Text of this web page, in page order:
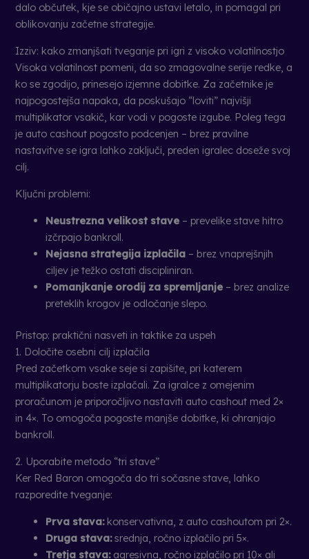
dalo občutek, kje se običajno ustavi letalo, in pomagal pri
oblikovanju začetne strategije.
Izziv: kako zmanjšati tveganje pri igri z visoko volatilnostjo
Visoka volatilnost pomeni, da so zmagovalne serije redke, a
ko se zgodijo, prinesejo izjemne dobitke. Za začetnike je
najpogostejša napaka, da poskušajo “loviti” najvišji
multiplikator vsakič, kar vodi v pogoste izgube. Poleg tega
je auto cashout pogosto podcenjen – brez pravilne
nastavitve se igra lahko zaključi, preden igralec doseže svoj
cilj.
Ključni problemi:
Neustrezna velikost stave – prevelike stave hitro
izčrpajo bankroll.
Nejasna strategija izplačila – brez vnaprejšnjih
ciljev je težko ostati discipliniran.
Pomanjkanje orodij za spremljanje – brez analize
preteklih krogov je odločanje slepo.
Pristop: praktični nasveti in taktike za uspeh
1. Določite osebni cilj izplačila
Pred začetkom vsake seje si zapišite, pri katerem
multiplikatorju boste izplačali. Za igralce z omejenim
proračunom je priporočljivo nastaviti auto cashout med 2×
in 4×. To omogoča pogoste manjše dobitke, ki ohranjajo
bankroll.
2. Uporabite metodo “tri stave”
Ker Red Baron omogoča do tri sočasne stave, lahko
razporedite tveganje:
Prva stava:konservativna, z auto cashoutom pri 2×.
Druga stava:srednja, ročno izplačilo pri 5×.
Tretja stava:agresivna, ročno izplačilo pri 10× ali